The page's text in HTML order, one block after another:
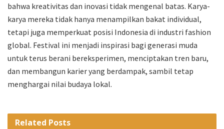
bahwa kreativitas dan inovasi tidak mengenal batas. Karya-
karya mereka tidak hanya menampilkan bakat individual,
tetapi juga memperkuat posisi Indonesia di industri fashion
global. Festival ini menjadi inspirasi bagi generasi muda
untuk terus berani bereksperimen, menciptakan tren baru,
dan membangun karier yang berdampak, sambil tetap
menghargai nilai budaya lokal.
Related Posts